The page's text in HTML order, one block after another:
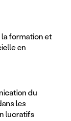
la formation et
en
du
les
lucratifs